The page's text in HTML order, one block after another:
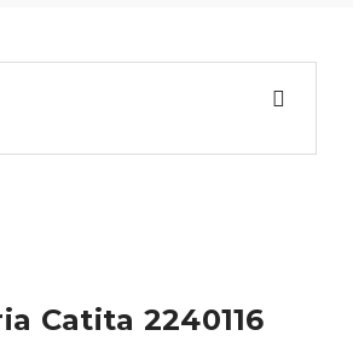
Catita 2240116